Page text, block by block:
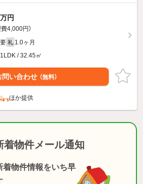
万円
費4,000円）
礼 1.0ヶ月
/ 32.45㎡
問い合わせ （無料）
ほか提供
着物件メール通知
着物件情報をいち早